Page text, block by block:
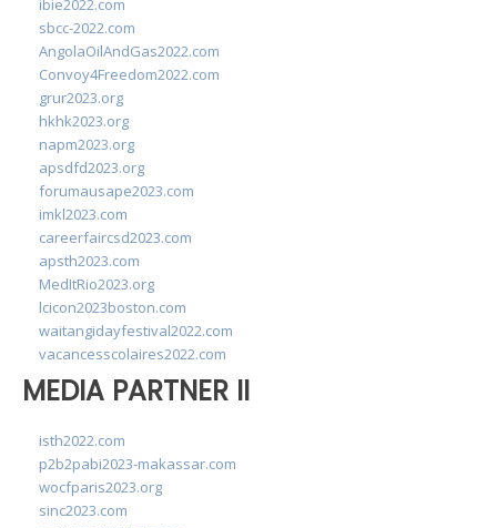
ibie2022.com
sbcc-2022.com
AngolaOilAndGas2022.com
Convoy4Freedom2022.com
grur2023.org
hkhk2023.org
napm2023.org
apsdfd2023.org
forumausape2023.com
imkl2023.com
careerfaircsd2023.com
apsth2023.com
MedItRio2023.org
lcicon2023boston.com
waitangidayfestival2022.com
vacancesscolaires2022.com
MEDIA PARTNER II
isth2022.com
p2b2pabi2023-makassar.com
wocfparis2023.org
sinc2023.com